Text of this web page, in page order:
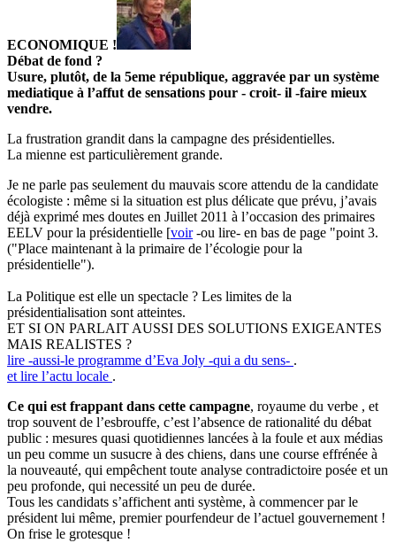
ECONOMIQUE !
Débat de fond ?
Usure, plutôt, de la 5eme république, aggravée par un système
mediatique à l’affut de sensations pour - croit- il -faire mieux
vendre.
La frustration grandit dans la campagne des présidentielles.
La mienne est particulièrement grande.
Je ne parle pas seulement du mauvais score attendu de la candidate
écologiste : même si la situation est plus délicate que prévu, j’avais
déjà exprimé mes doutes en Juillet 2011 à l’occasion des primaires
EELV pour la présidentielle [voir-ou lire- en bas de page "point 3.
("Place maintenant à la primaire de l’écologie pour la
présidentielle").
La Politique est elle un spectacle ? Les limites de la
présidentialisation sont atteintes.
ET SI ON PARLAIT AUSSI DES SOLUTIONS EXIGEANTES
MAIS REALISTES ?
lire -aussi-le programme d’Eva Joly -qui a du sens- .
et lire l’actu locale .
Ce qui est frappant dans cette campagne, royaume du verbe , et
trop souvent de l’esbrouffe, c’est l’absence de rationalité du débat
public : mesures quasi quotidiennes lancées à la foule et aux médias
un peu comme un susucre à des chiens, dans une course effrénée à
la nouveauté, qui empêchent toute analyse contradictoire posée et un
peu profonde, qui necessité un peu de durée.
Tous les candidats s’affichent anti système, à commencer par le
président lui même, premier pourfendeur de l’actuel gouvernement !
On frise le grotesque !